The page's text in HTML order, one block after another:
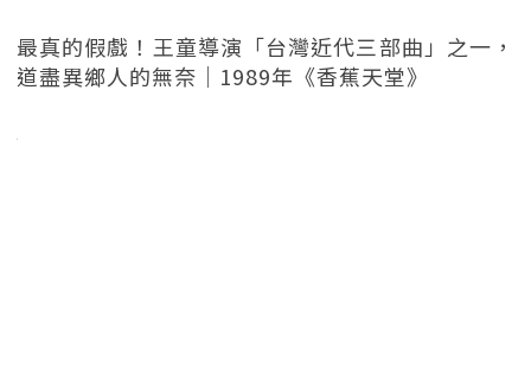
最真的假戲！王童導演「台灣近代三部曲」之一，
道盡異鄉人的無奈｜1989年《香蕉天堂》